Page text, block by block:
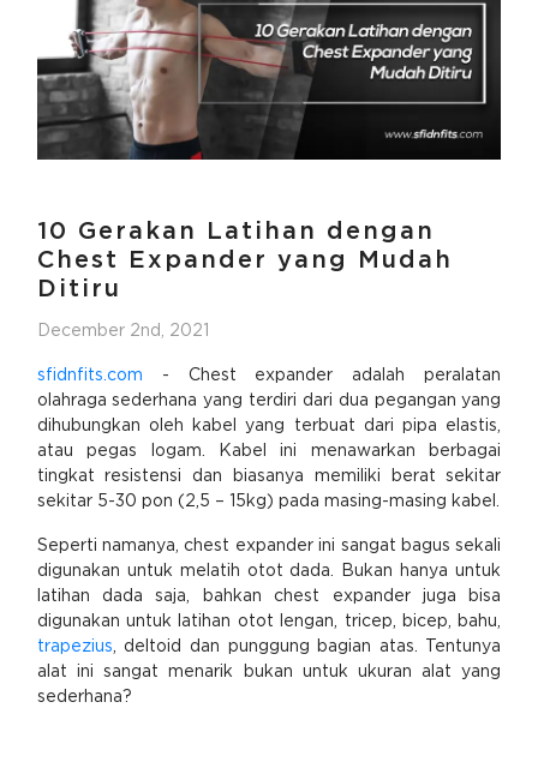
10 Gerakan Latihan dengan
Chest Expander yang Mudah
Ditiru
December 2nd, 2021
sfidnfits.com - Chest expander adalah peralatan
olahraga sederhana yang terdiri dari dua pegangan yang
dihubungkan oleh kabel yang terbuat dari pipa elastis,
atau pegas logam. Kabel ini menawarkan berbagai
tingkat resistensi dan biasanya memiliki berat sekitar
sekitar 5-30 pon (2,5 – 15kg) pada masing-masing kabel.
Seperti namanya, chest expander ini sangat bagus sekali
digunakan untuk melatih otot dada. Bukan hanya untuk
latihan dada saja, bahkan chest expander juga bisa
digunakan untuk latihan otot lengan, tricep, bicep, bahu,
trapezius, deltoid dan punggung bagian atas. Tentunya
alat ini sangat menarik bukan untuk ukuran alat yang
sederhana?